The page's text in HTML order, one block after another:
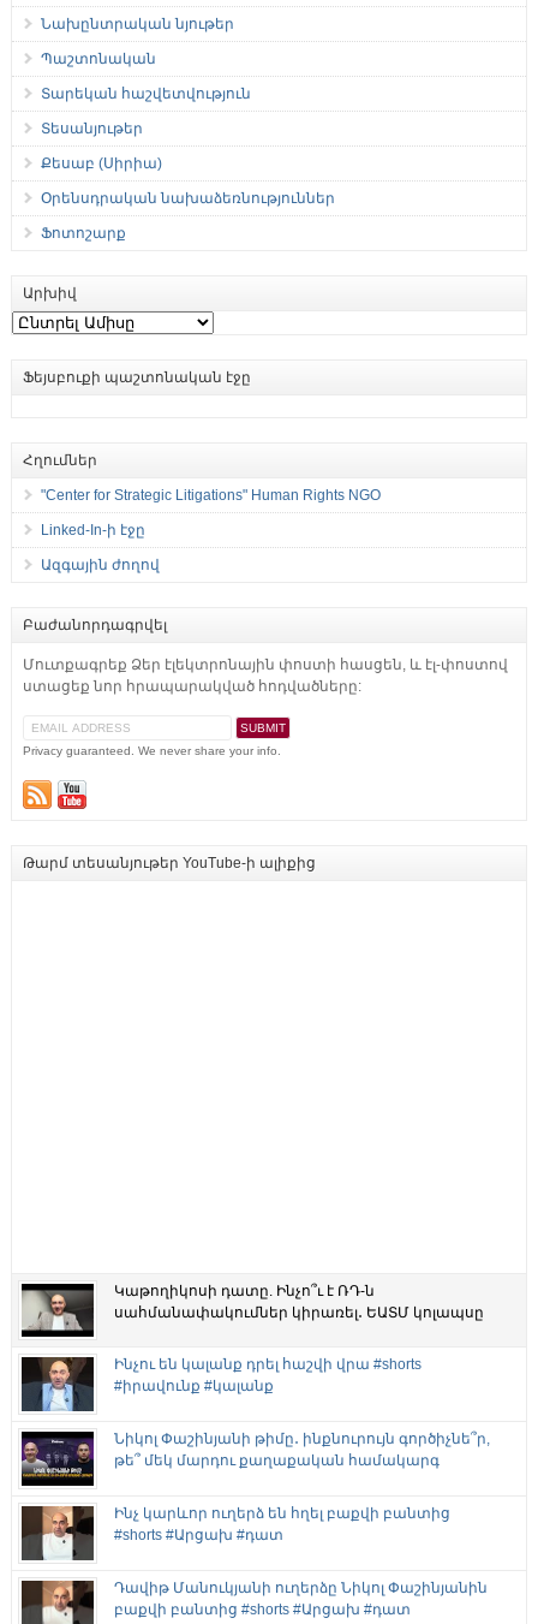
Նախընտրական նյութեր
Պաշտոնական
Տարեկան հաշվետվություն
Տեսանյութեր
Քեսաբ (Սիրիա)
Օրենսդրական նախաձեռնություններ
Ֆոտոշարք
Արխիվ
Արխիվ
Ֆեյսբուքի պաշտոնական էջը
Հղումներ
"Center for Strategic Litigations" Human Rights NGO
Linked-In-ի էջը
Ազգային ժողով
Բաժանորդագրվել
Մուտքագրեք Ձեր էլեկտրոնային փոստի հասցեն, և էլ-փոստով
ստացեք նոր հրապարակված հոդվածները:
Privacy guaranteed. We never share your info.
Թարմ տեսանյութեր YouTube-ի ալիքից
Կաթողիկոսի դատը. Ինչո՞ւ է ՌԴ-ն
սահմանափակումներ կիրառել․ ԵԱՏՄ կոլապսը
Ինչու են կալանք դրել հաշվի վրա #shorts
#իրավունք #կալանք
Նիկոլ Փաշինյանի թիմը․ ինքնուրույն գործիչնե՞ր,
թե՞ մեկ մարդու քաղաքական համակարգ
Ինչ կարևոր ուղերձ են հղել բաքվի բանտից
#shorts #Արցախ #դատ
Դավիթ Մանուկյանի ուղերձը Նիկոլ Փաշինյանին
բաքվի բանտից #shorts #Արցախ #դատ